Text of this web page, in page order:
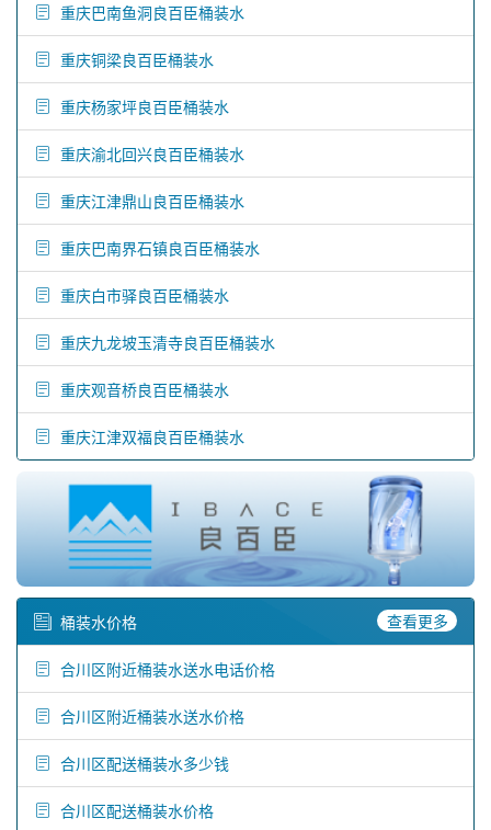
重庆巴南鱼洞良百臣桶装水
重庆铜梁良百臣桶装水
重庆杨家坪良百臣桶装水
重庆渝北回兴良百臣桶装水
重庆江津鼎山良百臣桶装水
重庆巴南界石镇良百臣桶装水
重庆白市驿良百臣桶装水
重庆九龙坡玉清寺良百臣桶装水
重庆观音桥良百臣桶装水
重庆江津双福良百臣桶装水
桶装水价格 查看更多
合川区附近桶装水送水电话价格
合川区附近桶装水送水价格
合川区配送桶装水多少钱
合川区配送桶装水价格